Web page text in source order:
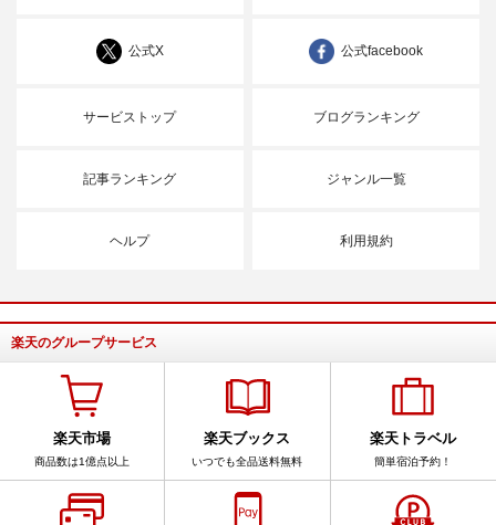
公式X 公式facebook
サービストップ ブログランキング
記事ランキング ジャンル一覧
ヘルプ 利用規約
楽天のグループサービス
楽天市場
商品数は1億点以上
楽天ブックス
いつでも全品送料無料
楽天トラベル
簡単宿泊予約！